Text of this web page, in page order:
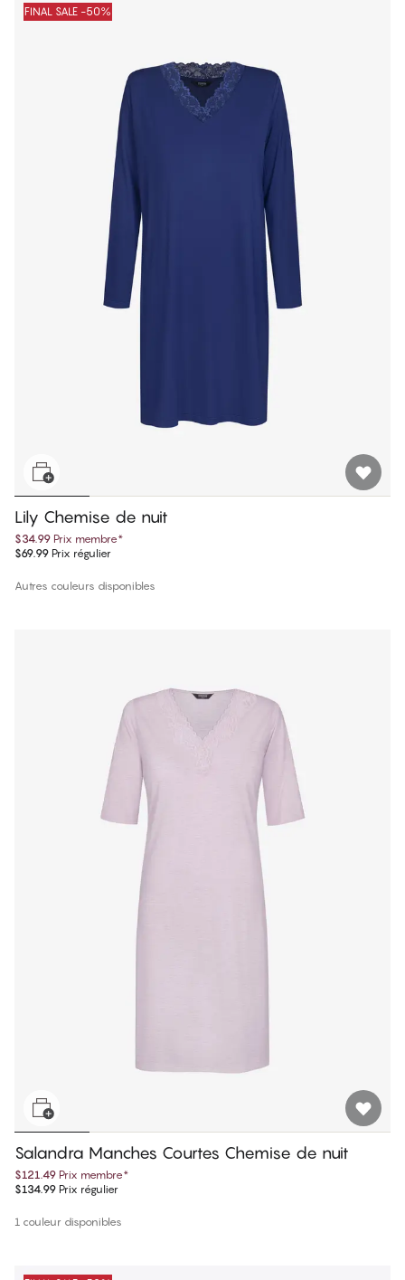
FINAL SALE -50%
Lily Chemise de nuit
$34.99 Prix membre*
$69.99 Prix régulier
Autres couleurs disponibles
Salandra Manches Courtes Chemise de nuit
$121.49 Prix membre*
$134.99 Prix régulier
1 couleur disponibles